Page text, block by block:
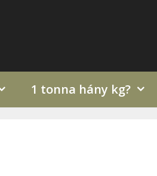
1 tonna hány kg?